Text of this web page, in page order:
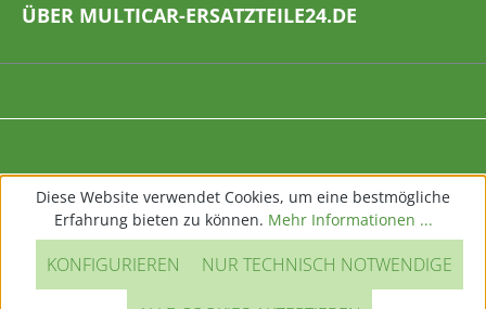
ÜBER MULTICAR-ERSATZTEILE24.DE
Diese Website verwendet Cookies, um eine bestmögliche
Erfahrung bieten zu können. Mehr Informationen ...
NUR TECHNISCH NOTWENDIGE
KONFIGURIEREN